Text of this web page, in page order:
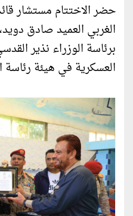
حضر الاختتام مستشار
الغربي العميد صادق
برئاسة الوزراء نذير
العسكرية في هيئة رئاسة